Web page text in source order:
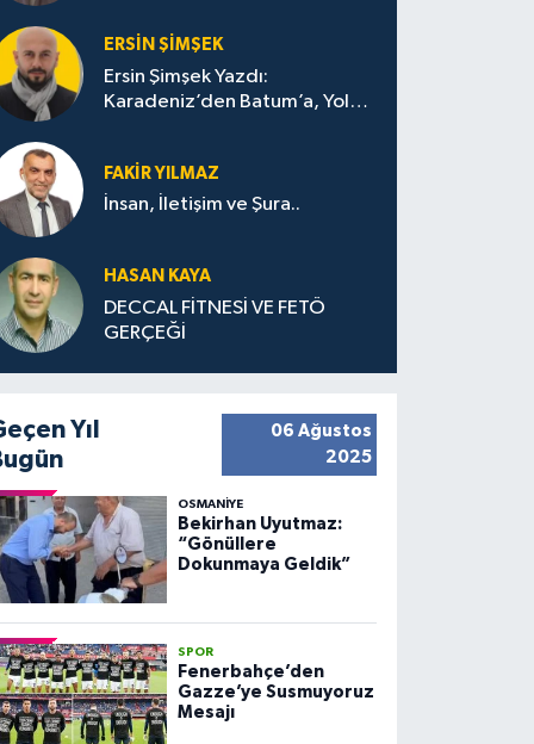
ERSIN ŞIMŞEK
Ersin Şimşek Yazdı:
Karadeniz’den Batum’a, Yolun
FAKIR YILMAZ
İnsan, İletişim ve Şura..
HASAN KAYA
DECCAL FİTNESİ VE FETÖ
GERÇEĞİ
Yıl
06 Ağustos
2025
OSMANIYE
Bekirhan Uyutmaz:
“Gönüllere
Dokunmaya Geldik”
SPOR
Fenerbahçe’den
Gazze’ye Susmuyoruz
Mesajı